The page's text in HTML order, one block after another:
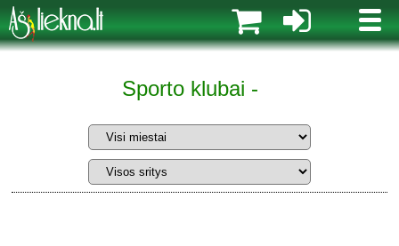
MENIU
Sporto klubai -